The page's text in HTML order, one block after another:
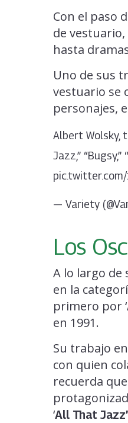
Con el paso
de
hasta
Uno de sus
vestuario se
personajes,
Albert Wolsky,
Jazz,”
— Variety
Los
A lo largo de
en la
primero por ‘
en 1991.
Su trabajo en
con quien
recuerda
‘All That Jazz’